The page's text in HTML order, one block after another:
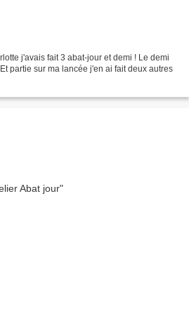
j'avais fait 3 abat-jour et demi ! Le demi
partie sur ma lancée j'en ai fait deux autres